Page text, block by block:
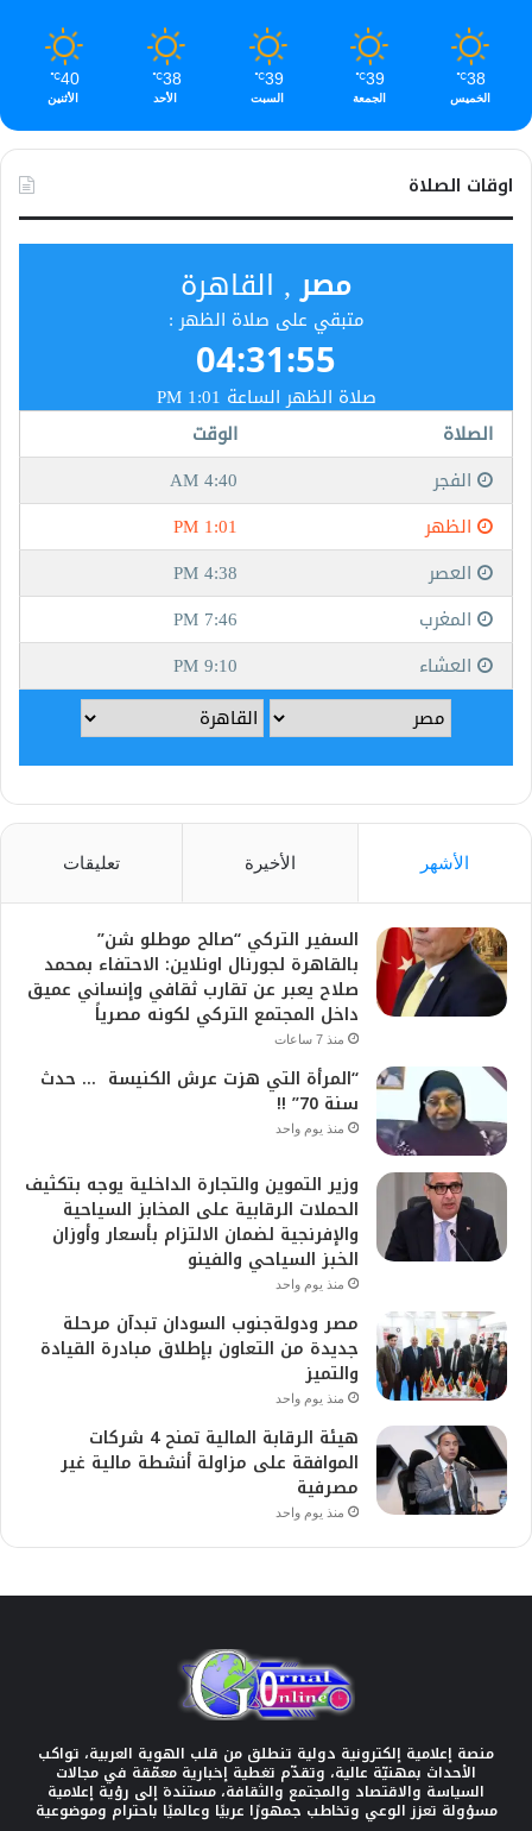
38
℃
الخميس
39
℃
الجمعة
39
℃
السبت
38
℃
الأحد
40
℃
الأثنين
اوقات الصلاة
الأشهر الأخيرة تعليقات
السفير التركي “صالح موطلو شن”
بالقاهرة لجورنال اونلاين: الاحتفاء بمحمد
صلاح يعبر عن تقارب ثقافي وإنساني عميق
داخل المجتمع التركي لكونه مصرياً
منذ 7 ساعات
“المرأة التي هزت عرش الكنيسة … حدث
سنة 70” !!
منذ يوم واحد
وزير التموين والتجارة الداخلية يوجه بتكثيف
الحملات الرقابية على المخابز السياحية
والإفرنجية لضمان الالتزام بأسعار وأوزان
الخبز السياحي والفينو
منذ يوم واحد
مصر ودولةجنوب السودان تبدآن مرحلة
جديدة من التعاون بإطلاق مبادرة القيادة
والتميز
منذ يوم واحد
هيئة الرقابة المالية تمنح 4 شركات
الموافقة على مزاولة أنشطة مالية غير
مصرفية
منذ يوم واحد
منصة إعلامية إلكترونية دولية تنطلق من قلب الهوية العربية، تواكب
الأحداث بمهنيّة عالية، وتقدّم تغطية إخبارية معمّقة في مجالات
السياسة والاقتصاد والمجتمع والثقافة، مستندة إلى رؤية إعلامية
مسؤولة تعزز الوعي وتخاطب جمهورًا عربيًا وعالميًا باحترام وموضوعية